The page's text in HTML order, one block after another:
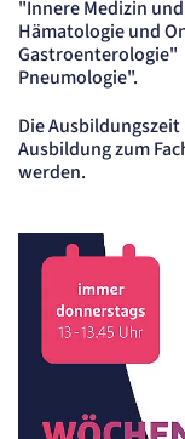
"Innere Medizin
Hämatologie und
Gastroenterologie"
Pneumologie".
Die
Ausbildung zum
werden.